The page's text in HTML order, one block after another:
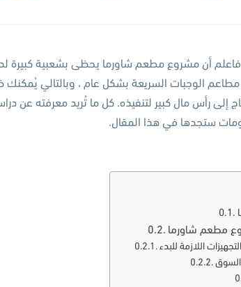
أن مشروع مطعم شاورما يحظى بشعبية كبيرة
الوجبات السريعة بشكل عام ، وبالتالي
إلى رأس مال كبير لتنفيذه. كل ما تُريد معرفته
ستجدها في هذا المقال.
مطعم شاورما
اللازمة للبدء
السوق